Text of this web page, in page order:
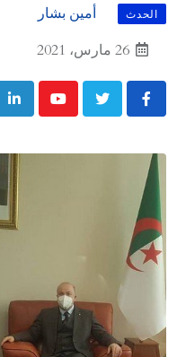
الحدث
أمين بشار
26 مارس، 2021
Youtube